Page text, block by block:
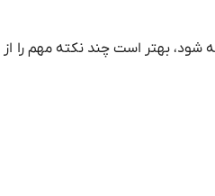
شود، بهتر است چند نکته مهم را